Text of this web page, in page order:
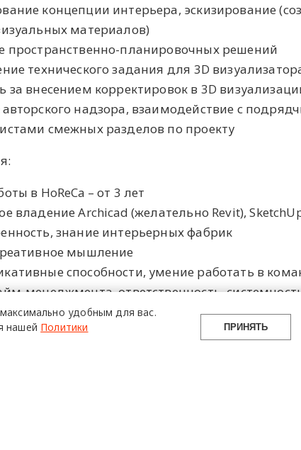
концепции интерьера, эскизирование
материалов)
пространственно-планировочных решений
технического задания для 3D
за внесением корректировок в 3D
надзора, взаимодействие с
смежных разделов по проекту
в HoReCa – от 3 лет
владение Archicad (желательно Revit),
знание интерьерных фабрик
мышление
способности, умение работать в
менеджмента, ответственность,
с Заказчиком, ведение
максимально удобным для вас.
нашей Политики
ПРИНЯТЬ